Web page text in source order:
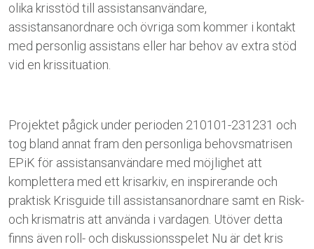
olika krisstöd till assistansanvändare,
assistansanordnare och övriga som kommer i kontakt
med personlig assistans eller har behov av extra stöd
vid en krissituation.
Projektet pågick under perioden 210101-231231 och
tog bland annat fram den personliga behovsmatrisen
EPiK för assistansanvändare med möjlighet att
komplettera med ett krisarkiv, en inspirerande och
praktisk Krisguide till assistansanordnare samt en Risk-
och krismatris att använda i vardagen. Utöver detta
finns även roll- och diskussionsspelet Nu är det kris